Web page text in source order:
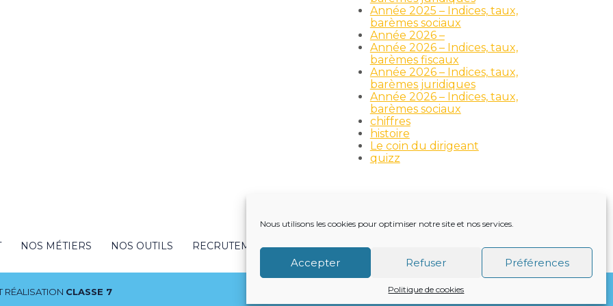
Nous utilisons les cookies pour optimiser notre site et nos services.
Accepter Refuser Préférences
Politique de cookies
Année 2025 – Indices, taux,
barèmes sociaux
Année 2026 –
Année 2026 – Indices, taux,
barèmes fiscaux
Année 2026 – Indices, taux,
barèmes juridiques
Année 2026 – Indices, taux,
barèmes sociaux
chiffres
histoire
Le coin du dirigeant
quizz
NOS MÉTIERS NOS OUTILS RECRUTEMENT NOTRE ACTUALITÉ VIE DU CABINET CONTACT
RÉALISATION CLASSE 7